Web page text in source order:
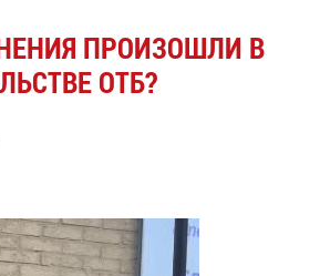
ПРОИЗОШЛИ В
ОТБ?